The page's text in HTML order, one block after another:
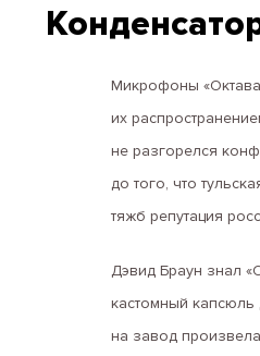
Микрофоны
их
не разгорелся
до того, что
тяжб репутация
Дэвид Браун знал
кастомный капсюль
на завод